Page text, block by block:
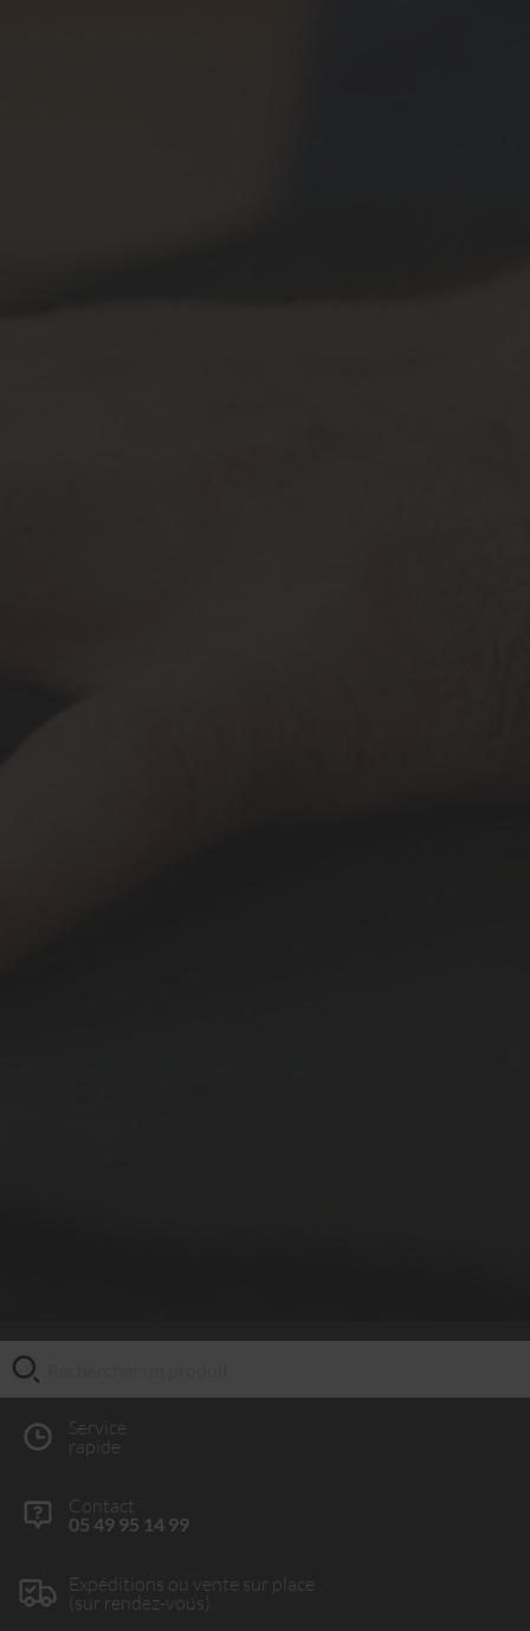
Service
rapide
Contact
05 49 95 14 99
Expéditions ou vente sur place
(sur rendez-vous)